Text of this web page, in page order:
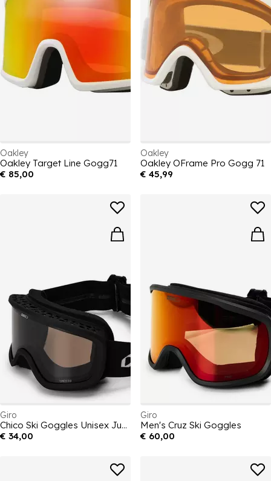
Oakley
Oakley Target Line Gogg71
€ 85,00
Oakley
Oakley OFrame Pro Gogg 71
€ 45,99
Giro
Chico Ski Goggles Unisex Junior
€ 34,00
Giro
Men's Cruz Ski Goggles
€ 60,00